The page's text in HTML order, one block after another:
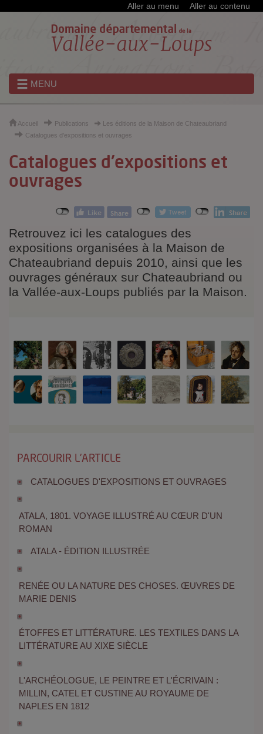
Aller au menu Aller au contenu
MENU
Accueil Publications
Les éditions de la Maison de Chateaubriand
Catalogues d'expositions et ouvrages
Catalogues d'expositions et
ouvrages
Retrouvez ici les catalogues des
expositions organisées à la Maison de
Chateaubriand depuis 2010, ainsi que les
ouvrages généraux sur Chateaubriand ou
la Vallée-aux-Loups publiés par la Maison.
PARCOURIR L'ARTICLE
CATALOGUES D'EXPOSITIONS ET OUVRAGES
ATALA, 1801. VOYAGE ILLUSTRÉ AU CŒUR D'UN
ROMAN
ATALA - ÉDITION ILLUSTRÉE
RENÉE OU LA NATURE DES CHOSES. ŒUVRES DE
MARIE DENIS
ÉTOFFES ET LITTÉRATURE. LES TEXTILES DANS LA
LITTÉRATURE AU XIXE SIÈCLE
L'ARCHÉOLOGUE, LE PEINTRE ET L'ÉCRIVAIN :
MILLIN, CATEL ET CUSTINE AU ROYAUME DE
NAPLES EN 1812
Cookies et traceurs utilisés sur ce site